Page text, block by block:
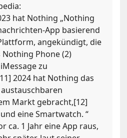
hat Nothing „Nothing
App basierend
angekündigt, die
Phone (2)
zu
2024 hat Nothing das
Markt gebracht,[12]
eine Smartwatch. “
ca. 1 Jahr eine App raus,